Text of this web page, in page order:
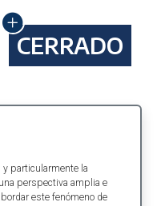
CERRADO
y particularmente la
perspectiva amplia e
este fenómeno de